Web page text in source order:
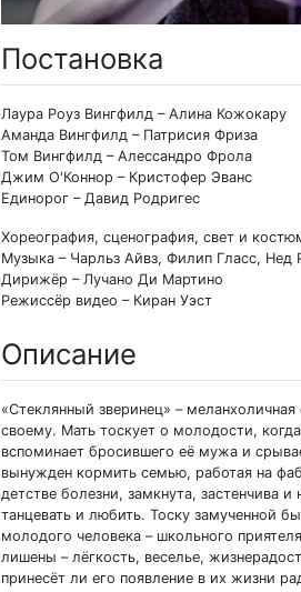
Постановка
Лаура Роуз Вингфилд – Алина Кожокару
Аманда Вингфилд – Патрисия Фриза
Том Вингфилд – Алессандро Фрола
Джим О'Коннор – Кристофер Эванс
Единорог – Давид Родригес
Хореография, сценография, свет и
Музыка – Чарльз Айвз, Филип Гласс, Нед
Дирижёр – Лучано Ди Мартино
Режиссёр видео – Киран Уэст
Описание
«Стеклянный зверинец» –
своему. Мать тоскует о молодости,
вспоминает бросившего её мужа и
вынужден кормить семью, работая на
детстве болезни, замкнута,
танцевать и любить. Тоску замученной
молодого человека – школьного
лишены – лёгкость, веселье,
принесёт ли его появление в их жизни